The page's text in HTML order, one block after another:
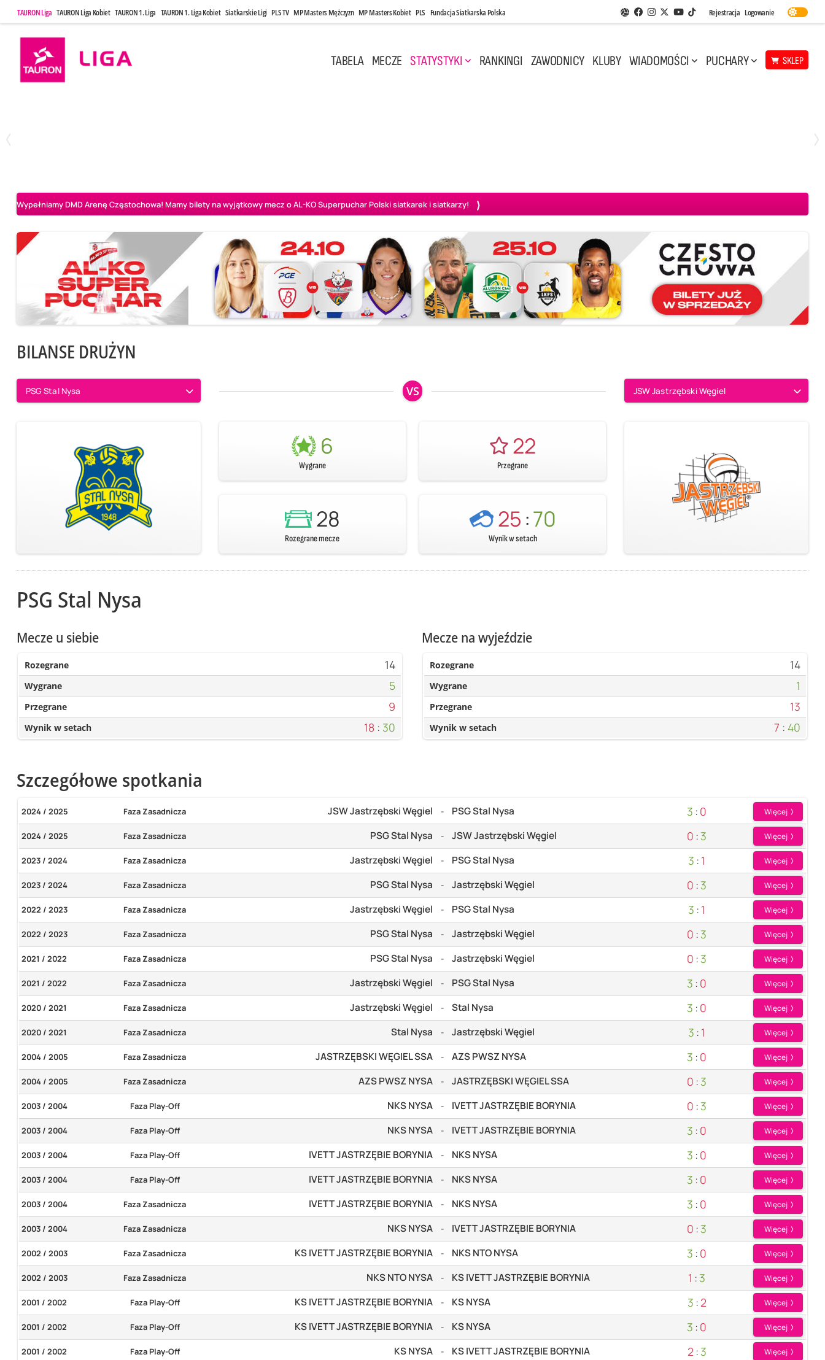
TAURON Liga TAURON Liga Kobiet TAURON 1. Liga TAURON 1. Liga Kobiet Siatkarskie Ligi PLS TV MP Masters Mężczyzn MP Masters Kobiet PLS Fundacja Siatkarska Polska Aplikacja Siatkarskie Ligi
Facebook
Instagram
Twitter
Youtube
TikTok
Rejestracja Logowanie
TABELA MECZE STATYSTYKI RANKINGI ZAWODNICY KLUBY WIADOMOŚCI PUCHARY SKLEP
Wypełniamy DMD Arenę Częstochowa! Mamy bilety na wyjątkowy mecz o AL-KO Superpuchar Polski siatkarek i siatkarzy!
BILANSE DRUŻYN
PSG Stal Nysa VS JSW Jastrzębski Węgiel
6
Wygrane
22
Przegrane
28
Rozegrane mecze
25:70
Wynik w setach
PSG Stal Nysa
Mecze u siebie
Rozegrane 14
Wygrane 5
Przegrane 9
Wynik w setach 18 : 30
Mecze na wyjeździe
Rozegrane 14
Wygrane 1
Przegrane 13
Wynik w setach 7 : 40
Szczegółowe spotkania
2024 / 2025 Faza Zasadnicza JSW Jastrzębski Węgiel - PSG Stal Nysa 3 : 0 Więcej
2024 / 2025 Faza Zasadnicza PSG Stal Nysa - JSW Jastrzębski Węgiel 0 : 3 Więcej
2023 / 2024 Faza Zasadnicza Jastrzębski Węgiel - PSG Stal Nysa 3 : 1 Więcej
2023 / 2024 Faza Zasadnicza PSG Stal Nysa - Jastrzębski Węgiel 0 : 3 Więcej
2022 / 2023 Faza Zasadnicza Jastrzębski Węgiel - PSG Stal Nysa 3 : 1 Więcej
2022 / 2023 Faza Zasadnicza PSG Stal Nysa - Jastrzębski Węgiel 0 : 3 Więcej
2021 / 2022 Faza Zasadnicza PSG Stal Nysa - Jastrzębski Węgiel 0 : 3 Więcej
2021 / 2022 Faza Zasadnicza Jastrzębski Węgiel - PSG Stal Nysa 3 : 0 Więcej
2020 / 2021 Faza Zasadnicza Jastrzębski Węgiel - Stal Nysa 3 : 0 Więcej
2020 / 2021 Faza Zasadnicza Stal Nysa - Jastrzębski Węgiel 3 : 1 Więcej
2004 / 2005 Faza Zasadnicza JASTRZĘBSKI WĘGIEL SSA - AZS PWSZ NYSA 3 : 0 Więcej
2004 / 2005 Faza Zasadnicza AZS PWSZ NYSA - JASTRZĘBSKI WĘGIEL SSA 0 : 3 Więcej
2003 / 2004 Faza Play-Off NKS NYSA - IVETT JASTRZĘBIE BORYNIA 0 : 3 Więcej
2003 / 2004 Faza Play-Off NKS NYSA - IVETT JASTRZĘBIE BORYNIA 3 : 0 Więcej
2003 / 2004 Faza Play-Off IVETT JASTRZĘBIE BORYNIA - NKS NYSA 3 : 0 Więcej
2003 / 2004 Faza Play-Off IVETT JASTRZĘBIE BORYNIA - NKS NYSA 3 : 0 Więcej
2003 / 2004 Faza Zasadnicza IVETT JASTRZĘBIE BORYNIA - NKS NYSA 3 : 0 Więcej
2003 / 2004 Faza Zasadnicza NKS NYSA - IVETT JASTRZĘBIE BORYNIA 0 : 3 Więcej
2002 / 2003 Faza Zasadnicza KS IVETT JASTRZĘBIE BORYNIA - NKS NTO NYSA 3 : 0 Więcej
2002 / 2003 Faza Zasadnicza NKS NTO NYSA - KS IVETT JASTRZĘBIE BORYNIA 1 : 3 Więcej
2001 / 2002 Faza Play-Off KS IVETT JASTRZĘBIE BORYNIA - KS NYSA 3 : 2 Więcej
2001 / 2002 Faza Play-Off KS IVETT JASTRZĘBIE BORYNIA - KS NYSA 3 : 0 Więcej
2001 / 2002 Faza Play-Off KS NYSA - KS IVETT JASTRZĘBIE BORYNIA 2 : 3 Więcej